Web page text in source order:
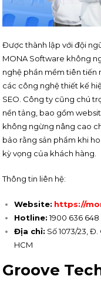
Được thành lập với đội
MONA Software không
nghệ phần mềm tiên tiến
các công nghệ thiết kế
SEO. Công ty cũng chú
nền tảng, bao gồm
không ngừng nâng cao
bảo rằng sản phẩm khi
kỳ vọng của khách hàng.
Thông tin liên hệ:
Website: https://
Hotline:1900 636 648
Địa chỉ: Số 1073/23, Đ.
HCM
Groove